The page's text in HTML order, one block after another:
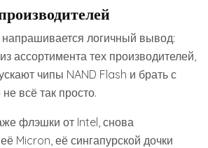
логичный вывод:
ассортимента тех производителей,
чипы NAND Flash и брать с
всё так просто.
флэшки от Intel, снова
Micron, её сингапурской дочки